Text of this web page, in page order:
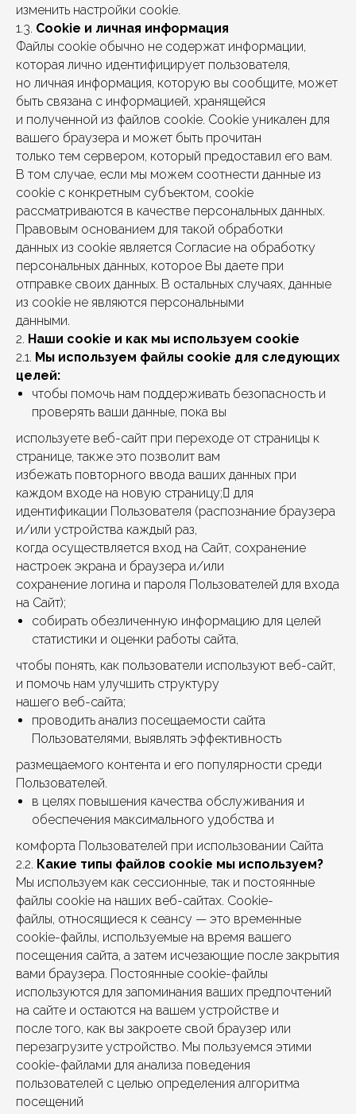
изменить настройки cookie.
1.3. Cookie и личная информация
Файлы cookie обычно не содержат информации,
которая лично идентифицирует пользователя,
но личная информация, которую вы сообщите, может
быть связана с информацией, хранящейся
и полученной из файлов cookie. Cookie уникален для
вашего браузера и может быть прочитан
только тем сервером, который предоставил его вам.
В том случае, если мы можем соотнести данные из
cookie с конкретным субъектом, cookie
рассматриваются в качестве персональных данных.
Правовым основанием для такой обработки
данных из cookie является Согласие на обработку
персональных данных, которое Вы даете при
отправке своих данных. В остальных случаях, данные
из cookie не являются персональными
данными.
2. Наши cookie и как мы используем cookie
2.1. Мы используем файлы cookie для следующих
целей:
чтобы помочь нам поддерживать безопасность и
проверять ваши данные, пока вы
используете веб-сайт при переходе от страницы к
странице, также это позволит вам
избежать повторного ввода ваших данных при
каждом входе на новую страницу; для
идентификации Пользователя (распознание браузера
и/или устройства каждый раз,
когда осуществляется вход на Сайт, сохранение
настроек экрана и браузера и/или
сохранение логина и пароля Пользователей для входа
на Сайт);
собирать обезличенную информацию для целей
статистики и оценки работы сайта,
чтобы понять, как пользователи используют веб-сайт,
и помочь нам улучшить структуру
нашего веб-сайта;
проводить анализ посещаемости сайта
Пользователями, выявлять эффективность
размещаемого контента и его популярности среди
Пользователей.
в целях повышения качества обслуживания и
обеспечения максимального удобства и
комфорта Пользователей при использовании Сайта
2.2. Какие типы файлов cookie мы используем?
Мы используем как сессионные, так и постоянные
файлы cookie на наших веб-сайтах. Cookie-
файлы, относящиеся к сеансу — это временные
cookie-файлы, используемые на время вашего
посещения сайта, а затем исчезающие после закрытия
вами браузера. Постоянные cookie-файлы
используются для запоминания ваших предпочтений
на сайте и остаются на вашем устройстве и
после того, как вы закроете свой браузер или
перезагрузите устройство. Мы пользуемся этими
cookie-файлами для анализа поведения
пользователей с целью определения алгоритма
посещений